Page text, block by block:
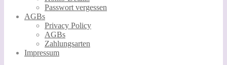
Passwort vergessen
AGBs
Privacy Policy
AGBs
Zahlungsarten
Impressum